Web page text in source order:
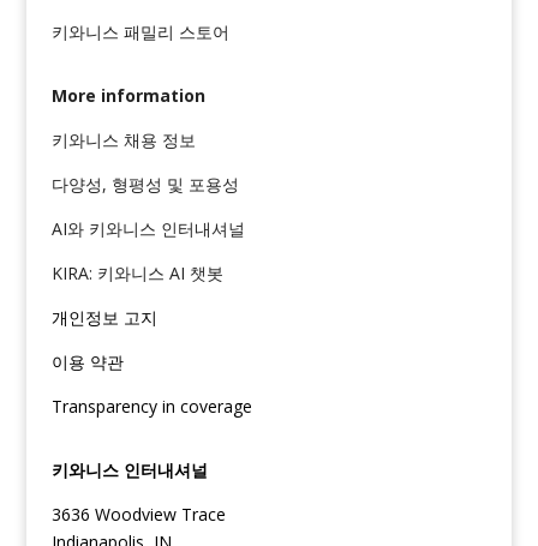
키와니스 패밀리 스토어
More information
키와니스 채용 정보
다양성, 형평성 및 포용성
AI와 키와니스 인터내셔널
KIRA: 키와니스 AI 챗봇
개인정보 고지
이용 약관
Transparency in coverage
키와니스 인터내셔널
3636 Woodview Trace
Indianapolis, IN